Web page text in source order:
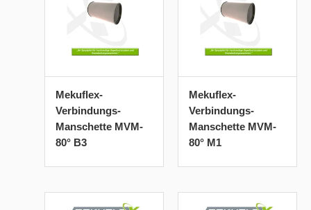
Mekuflex-
Verbindungs-
Manschette MVM-
80° B3
Mekuflex-
Verbindungs-
Manschette MVM-
80° M1